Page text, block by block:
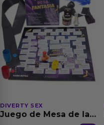
DIVERTY SEX
Juego de Mesa de las